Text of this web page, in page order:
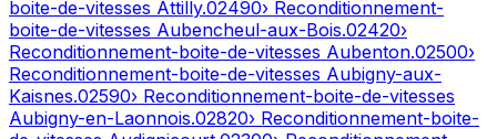
boite-de-vitesses Attilly.02490› Reconditionnement-
boite-de-vitesses Aubencheul-aux-Bois.02420›
Reconditionnement-boite-de-vitesses Aubenton.02500›
Reconditionnement-boite-de-vitesses Aubigny-aux-
Kaisnes.02590› Reconditionnement-boite-de-vitesses
Aubigny-en-Laonnois.02820› Reconditionnement-boite-